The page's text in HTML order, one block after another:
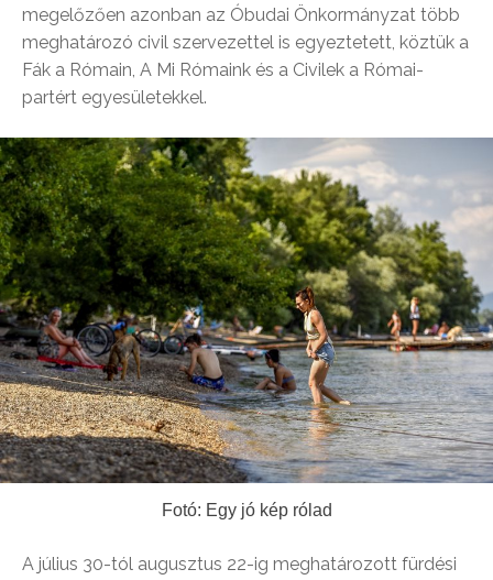
megelőzően azonban az Óbudai Önkormányzat több
meghatározó civil szervezettel is egyeztetett, köztük a
Fák a Rómain, A Mi Rómaink és a Civilek a Római-
partért egyesületekkel.
Fotó: Egy jó kép rólad
A július 30-tól augusztus 22-ig meghatározott fürdési